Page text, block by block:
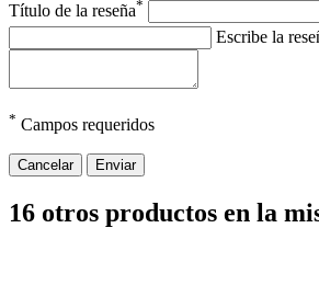
Título de la reseña*
Escribe la
* Campos requeridos
Cancelar Enviar
16 otros productos en la